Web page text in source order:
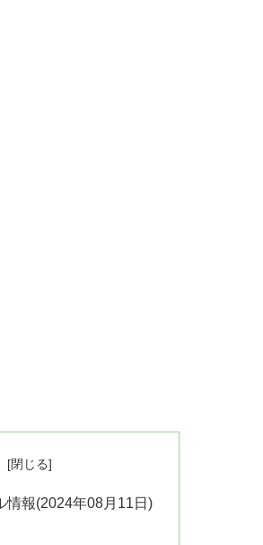
情報(2024年08月11日)